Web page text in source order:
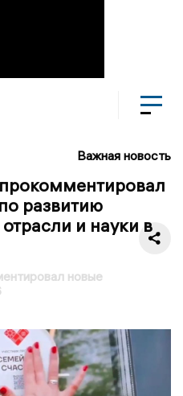
Важная новость
развитию
и науки в
новые